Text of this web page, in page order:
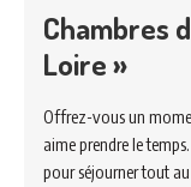
Chambres
Loire »
Offrez-vous un
aime prendre le
pour séjourner tout